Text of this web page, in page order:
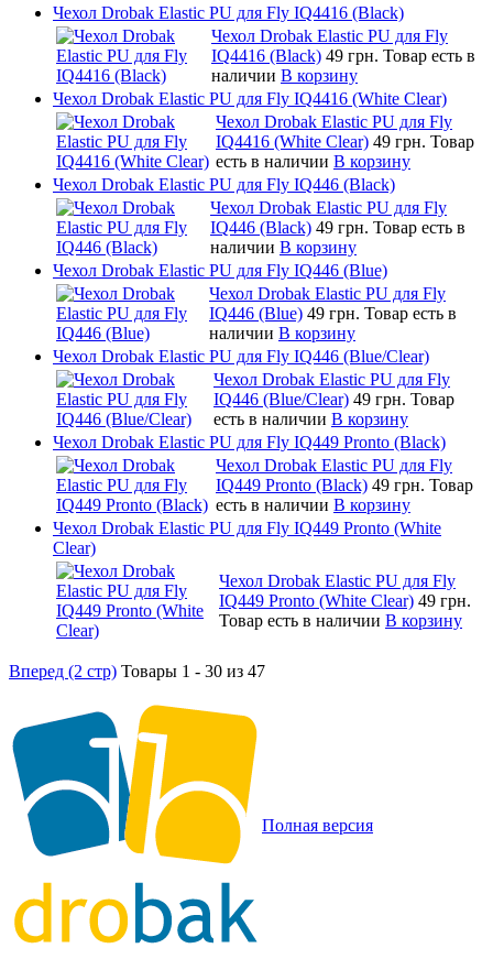
Чехол Drobak Elastic PU для Fly IQ4416 (Black)
Чехол Drobak Elastic PU для Fly
IQ4416 (Black) 49 грн. Товар есть в
наличии В корзину
Чехол Drobak Elastic PU для Fly IQ4416 (White Clear)
Чехол Drobak Elastic PU для Fly
IQ4416 (White Clear) 49 грн. Товар
есть в наличии В корзину
Чехол Drobak Elastic PU для Fly IQ446 (Black)
Чехол Drobak Elastic PU для Fly
IQ446 (Black) 49 грн. Товар есть в
наличии В корзину
Чехол Drobak Elastic PU для Fly IQ446 (Blue)
Чехол Drobak Elastic PU для Fly
IQ446 (Blue) 49 грн. Товар есть в
наличии В корзину
Чехол Drobak Elastic PU для Fly IQ446 (Blue/Сlear)
Чехол Drobak Elastic PU для Fly
IQ446 (Blue/Сlear) 49 грн. Товар
есть в наличии В корзину
Чехол Drobak Elastic PU для Fly IQ449 Pronto (Black)
Чехол Drobak Elastic PU для Fly
IQ449 Pronto (Black) 49 грн. Товар
есть в наличии В корзину
Чехол Drobak Elastic PU для Fly IQ449 Pronto (White
Clear)
Чехол Drobak Elastic PU для Fly
IQ449 Pronto (White Clear) 49 грн.
Товар есть в наличии В корзину
Вперед (2 стр) Товары 1 - 30 из 47
Полная версия